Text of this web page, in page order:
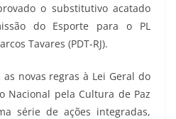
o substitutivo acatado
do Esporte para o PL
Tavares (PDT-RJ).
novas regras à Lei Geral do
Nacional pela Cultura de Paz
série de ações integradas,